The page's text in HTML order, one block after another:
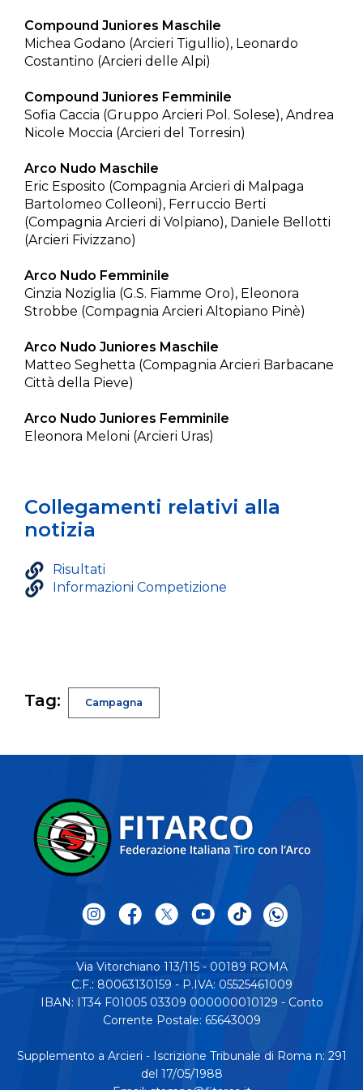
Compound Juniores Maschile
Michea Godano (Arcieri Tigullio), Leonardo
Costantino (Arcieri delle Alpi)
Compound Juniores Femminile
Sofia Caccia (Gruppo Arcieri Pol. Solese), Andrea
Nicole Moccia (Arcieri del Torresin)
Arco Nudo Maschile
Eric Esposito (Compagnia Arcieri di Malpaga
Bartolomeo Colleoni), Ferruccio Berti
(Compagnia Arcieri di Volpiano), Daniele Bellotti
(Arcieri Fivizzano)
Arco Nudo Femminile
Cinzia Noziglia (G.S. Fiamme Oro), Eleonora
Strobbe (Compagnia Arcieri Altopiano Pinè)
Arco Nudo Juniores Maschile
Matteo Seghetta (Compagnia Arcieri Barbacane
Città della Pieve)
Arco Nudo Juniores Femminile
Eleonora Meloni (Arcieri Uras)
Collegamenti relativi alla
notizia
Risultati
Informazioni Competizione
Tag: Campagna
Via Vitorchiano 113/115 - 00189 ROMA
C.F.: 80063130159 - P.IVA: 05525461009
IBAN: IT34 F01005 03309 000000010129 - Conto
Corrente Postale: 65643009
Supplemento a Arcieri - Iscrizione Tribunale di Roma n: 291
del 17/05/1988